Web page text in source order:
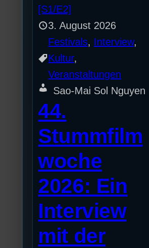
[S1/E2]
3. August 2026
Festivals, Interview
Kultur
Veranstaltungen
Sao-Mai Sol Nguyen
44.
Stummfilm
woche
2026: Ein
Interview
mit der